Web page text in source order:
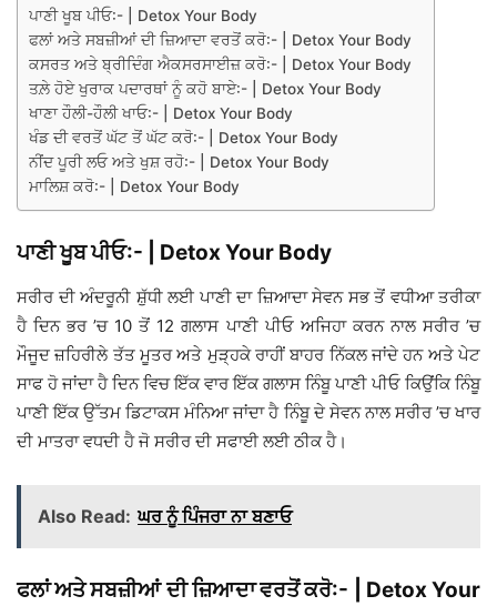
ਪਾਣੀ ਖੂਬ ਪੀਓ:- | Detox Your Body
ਫਲਾਂ ਅਤੇ ਸਬਜ਼ੀਆਂ ਦੀ ਜ਼ਿਆਦਾ ਵਰਤੋਂ ਕਰੋ:- | Detox Your Body
ਕਸਰਤ ਅਤੇ ਬ੍ਰੀਦਿੰਗ ਐਕਸਰਸਾਈਜ਼ ਕਰੋ:- | Detox Your Body
ਤਲ਼ੇ ਹੋਏ ਖੁਰਾਕ ਪਦਾਰਥਾਂ ਨੂੰ ਕਹੋ ਬਾਏ:- | Detox Your Body
ਖਾਣਾ ਹੌਲੀ-ਹੌਲੀ ਖਾਓ:- | Detox Your Body
ਖੰਡ ਦੀ ਵਰਤੋਂ ਘੱਟ ਤੋਂ ਘੱਟ ਕਰੋ:- | Detox Your Body
ਨੀਂਦ ਪੂਰੀ ਲਓ ਅਤੇ ਖੁਸ਼ ਰਹੋ:- | Detox Your Body
ਮਾਲਿਸ਼ ਕਰੋ:- | Detox Your Body
ਪਾਣੀ ਖੂਬ ਪੀਓ:- | Detox Your Body
ਸਰੀਰ ਦੀ ਅੰਦਰੂਨੀ ਸ਼ੁੱਧੀ ਲਈ ਪਾਣੀ ਦਾ ਜ਼ਿਆਦਾ ਸੇਵਨ ਸਭ ਤੋਂ ਵਧੀਆ ਤਰੀਕਾ
ਹੈ ਦਿਨ ਭਰ ’ਚ 10 ਤੋਂ 12 ਗਲਾਸ ਪਾਣੀ ਪੀਓ ਅਜਿਹਾ ਕਰਨ ਨਾਲ ਸਰੀਰ ’ਚ
ਮੌਜੂਦ ਜ਼ਹਿਰੀਲੇ ਤੱਤ ਮੂਤਰ ਅਤੇ ਮੁੜ੍ਹਕੇ ਰਾਹੀਂ ਬਾਹਰ ਨਿੱਕਲ ਜਾਂਦੇ ਹਨ ਅਤੇ ਪੇਟ
ਸਾਫ ਹੋ ਜਾਂਦਾ ਹੈ ਦਿਨ ਵਿਚ ਇੱਕ ਵਾਰ ਇੱਕ ਗਲਾਸ ਨਿੰਬੂ ਪਾਣੀ ਪੀਓ ਕਿਉਂਕਿ ਨਿੰਬੂ
ਪਾਣੀ ਇੱਕ ਉੱਤਮ ਡਿਟਾਕਸ ਮੰਨਿਆ ਜਾਂਦਾ ਹੈ ਨਿੰਬੂ ਦੇ ਸੇਵਨ ਨਾਲ ਸਰੀਰ ’ਚ ਖਾਰ
ਦੀ ਮਾਤਰਾ ਵਧਦੀ ਹੈ ਜੋ ਸਰੀਰ ਦੀ ਸਫਾਈ ਲਈ ਠੀਕ ਹੈ।
Also Read: ਘਰ ਨੂੰ ਪਿੰਜਰਾ ਨਾ ਬਣਾਓ
ਫਲਾਂ ਅਤੇ ਸਬਜ਼ੀਆਂ ਦੀ ਜ਼ਿਆਦਾ ਵਰਤੋਂ ਕਰੋ:- | Detox Your